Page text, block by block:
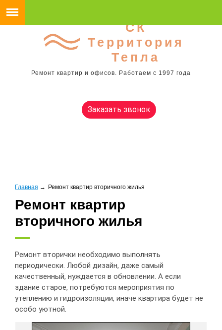
СК
Территория
Тепла
Ремонт квартир и офисов. Работаем с 1997 года
Заказать звонок
Главная → Ремонт квартир вторичного жилья
Ремонт квартир
вторичного жилья
Ремонт вторички необходимо выполнять
периодически. Любой дизайн, даже самый
качественный, нуждается в обновлении. А если
здание старое, потребуются мероприятия по
утеплению и гидроизоляции, иначе квартира будет не
особо уютной.